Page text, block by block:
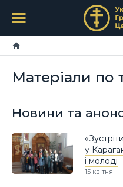
Матеріали по
Новини та
у
і молоді
15 квітня